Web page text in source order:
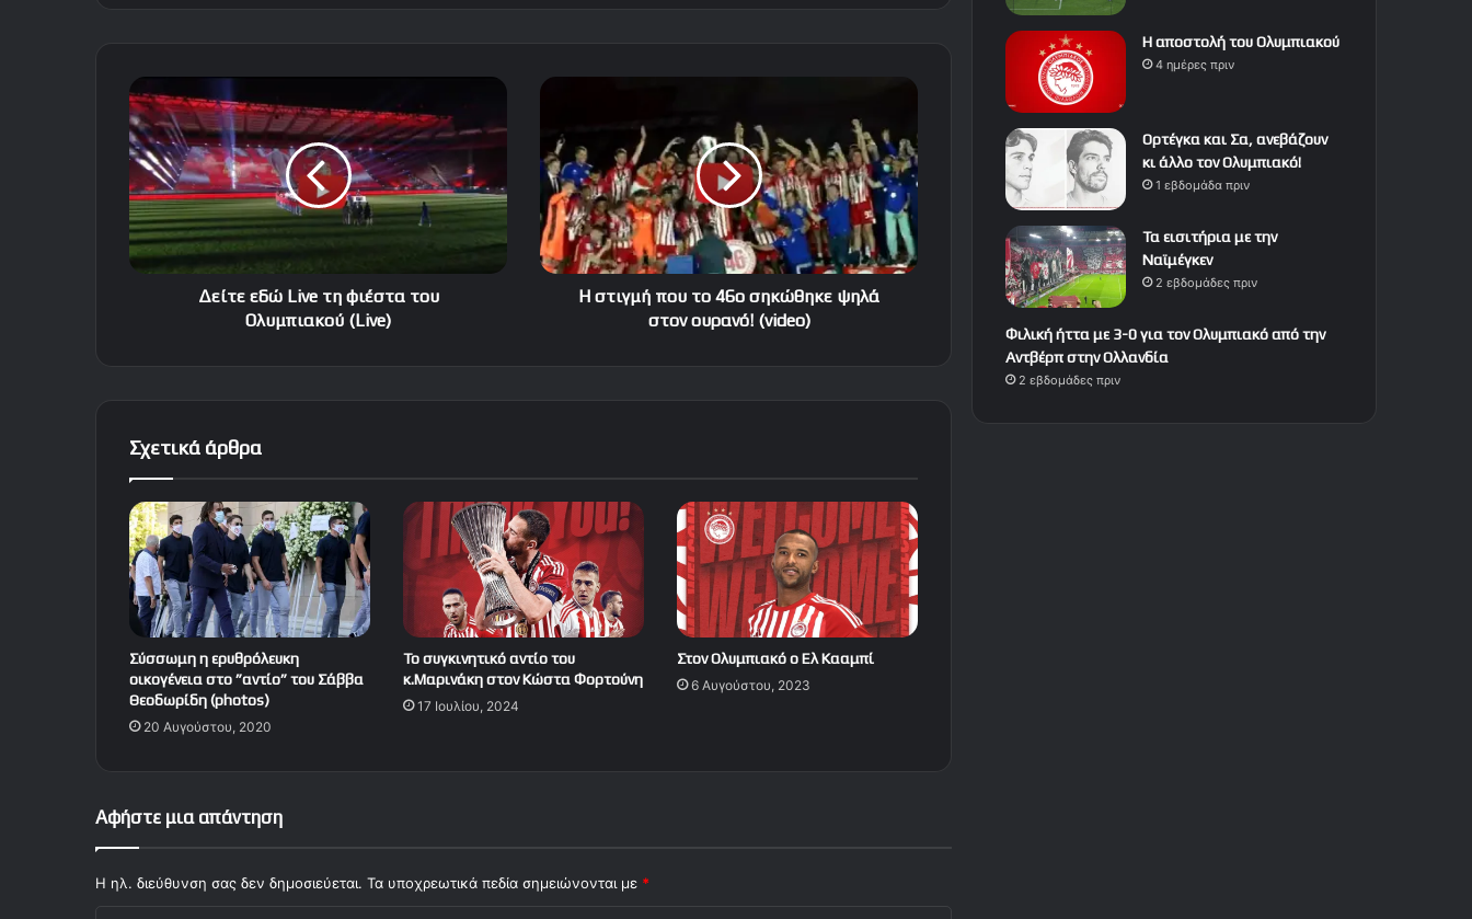
Δείτε
εδώ
Live
τη
φιέστα
του
Ολυμπιακού
(Live)
Δείτε εδώ Live τη φιέστα του
Ολυμπιακού (Live)
Η
που
το
46ο
σηκώθηκε
ψηλά
στον
ουρανό!
(video)Η στιγμή που το 46ο σηκώθηκε ψηλά
στον ουρανό! (video)
Σχετικά άρθρα
Σύσσωμη η ερυθρόλευκη
οικογένεια στο ”αντίο” του Σάββα
Θεοδωρίδη (photos)
20 Αυγούστου, 2020
Το συγκινητικό αντίο του
κ.Μαρινάκη στον Κώστα Φορτούνη
17 Ιουλίου, 2024
Στον Ολυμπιακό ο Ελ Κααμπί
6 Αυγούστου, 2023
Αφήστε μια απάντηση
Η ηλ. διεύθυνση σας δεν δημοσιεύεται. Τα υποχρεωτικά πεδία σημειώνονται με *
Η αποστολή του Ολυμπιακού
4 ημέρες πριν
Ορτέγκα και Σα, ανεβάζουν
κι άλλο τον Ολυμπιακό!
1 εβδομάδα πριν
Τα εισιτήρια με την
Ναϊμέγκεν
2 εβδομάδες πριν
Φιλική ήττα με 3-0 για τον Ολυμπιακό από την
Αντβέρπ στην Ολλανδία
2 εβδομάδες πριν